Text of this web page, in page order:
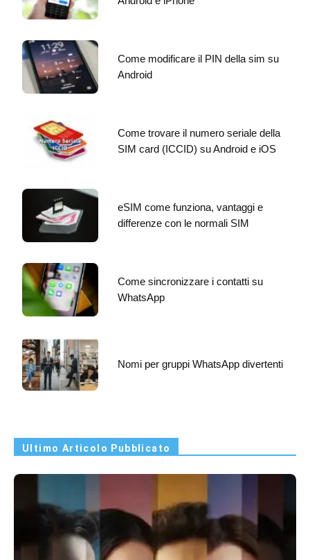
Come modificare il PIN della sim su
Android
Come trovare il numero seriale della
SIM card (ICCID) su Android e iOS
eSIM come funziona, vantaggi e
differenze con le normali SIM
Come sincronizzare i contatti su
WhatsApp
Nomi per gruppi WhatsApp divertenti
Ultimo Articolo Pubblicato